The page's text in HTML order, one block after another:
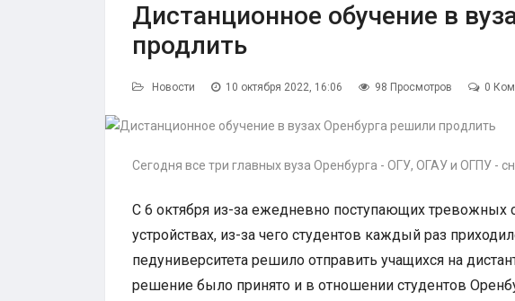
Дистанционное обучение в
продлить
Новости 10 октября 2022, 16:06 98 Просмотров 0
Сегодня все три главных вуза Оренбурга - ОГУ, ОГАУ и ОГПУ -
С 6 октября из-за ежедневно поступающих
устройствах, из-за чего студентов каждый раз
педуниверситета решило отправить учащихся на
решение было принято и в отношении студентов